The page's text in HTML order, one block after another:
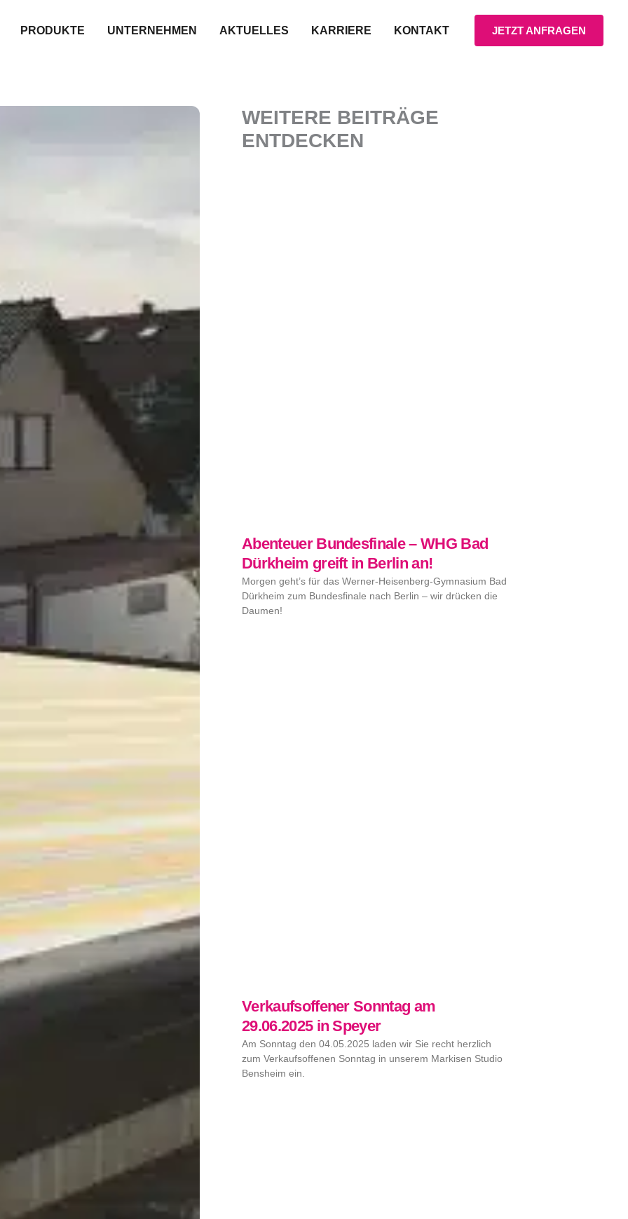
PRODUKTE UNTERNEHMEN AKTUELLES KARRIERE KONTAKT JETZT ANFRAGEN
WEITERE BEITRÄGE
ENTDECKEN
Abenteuer Bundesfinale – WHG Bad
Dürkheim greift in Berlin an!
Morgen geht’s für das Werner-Heisenberg-Gymnasium Bad
Dürkheim zum Bundesfinale nach Berlin – wir drücken die
Daumen!
Verkaufsoffener Sonntag am
29.06.2025 in Speyer
Am Sonntag den 04.05.2025 laden wir Sie recht herzlich
zum Verkaufsoffenen Sonntag in unserem Markisen Studio
Bensheim ein.